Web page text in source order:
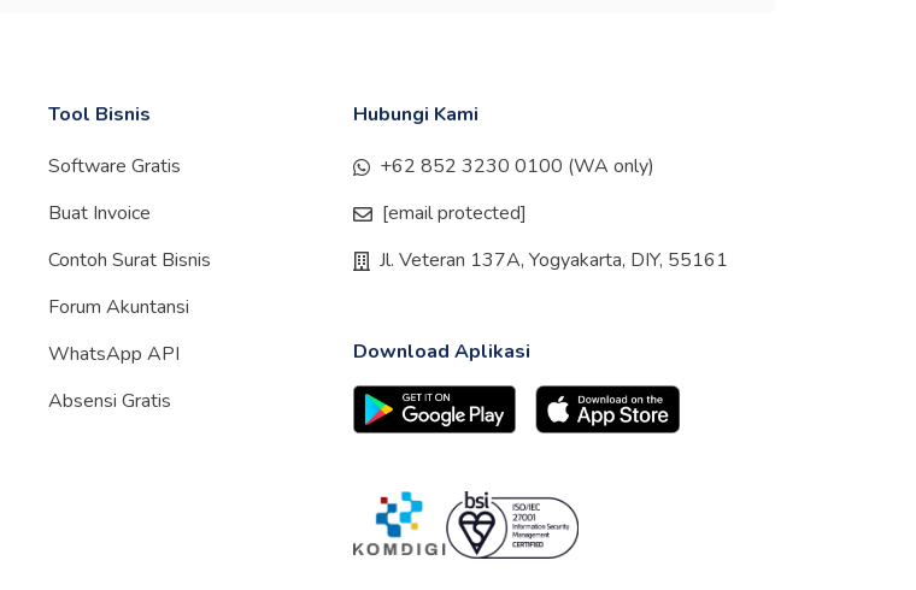
Tool Bisnis
Software Gratis
Buat Invoice
Contoh Surat Bisnis
Forum Akuntansi
WhatsApp API
Absensi Gratis
Hubungi Kami
+62 852 3230 0100 (WA only)
[email protected]
Jl. Veteran 137A, Yogyakarta, DIY, 55161
Download Aplikasi